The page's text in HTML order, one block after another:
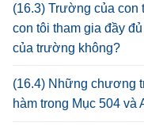
(16.3) Trường của con
con tôi tham gia đầy
của trường không?
(16.4) Những chương
hàm trong Mục 504 và